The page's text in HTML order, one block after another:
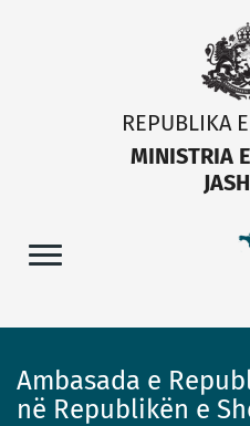
REPUBLIKA
MINISTRIA
Ambasada e
në Republikën e